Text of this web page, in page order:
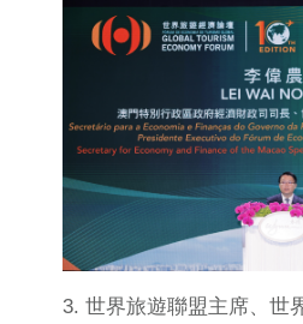
3. 世界旅遊聯盟主席、世